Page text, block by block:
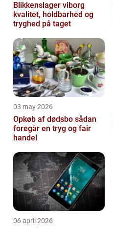
Blikkenslager viborg
kvalitet, holdbarhed og
tryghed på taget
03 may 2026
Opkøb af dødsbo sådan
foregår en tryg og fair
handel
06 april 2026